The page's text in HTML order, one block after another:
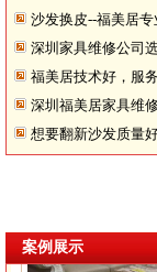
沙发换皮--福美居专
深圳家具维修公司
福美居技术好，服
深圳福美居家具维
想要翻新沙发质量
案例展示